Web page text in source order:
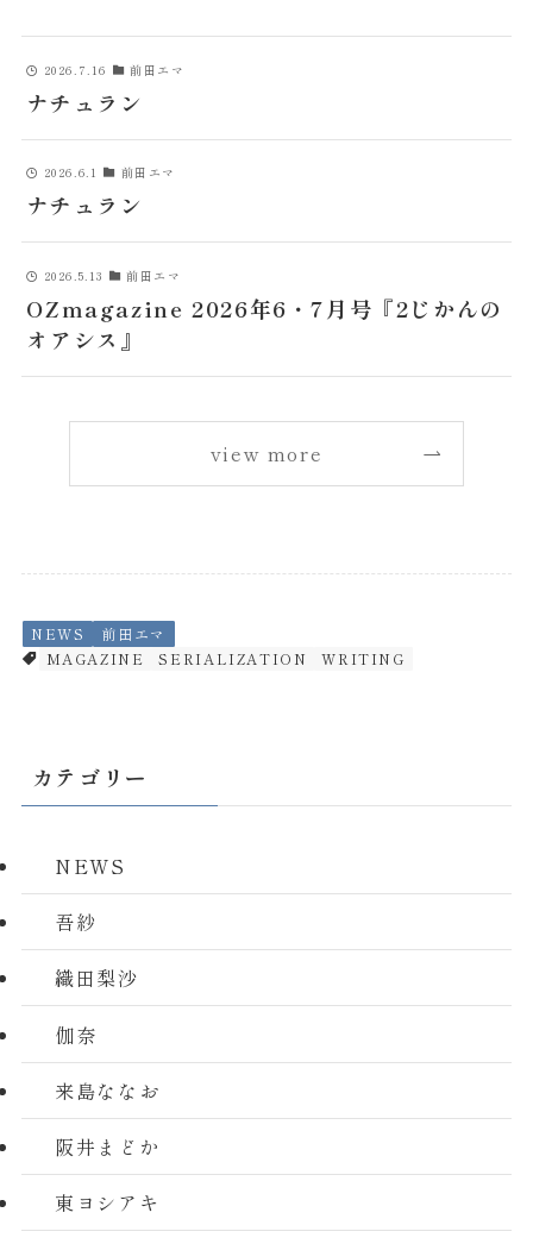
CONTACT
2026.7.16 前田エマ
ナチュラン
2026.6.1 前田エマ
ナチュラン
2026.5.13 前田エマ
OZmagazine 2026年6・7月号『2じかんの
オアシス』
view more
NEWS
前田エマ
MAGAZINE
SERIALIZATION WRITING
カテゴリー
NEWS
吾紗
織田梨沙
伽奈
来島ななお
阪井まどか
東ヨシアキ